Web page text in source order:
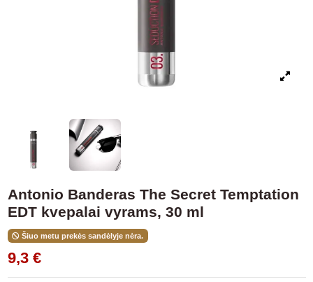
Antonio Banderas The Secret Temptation
EDT kvepalai vyrams, 30 ml
Šiuo metu prekės sandėlyje nėra.
9,3 €